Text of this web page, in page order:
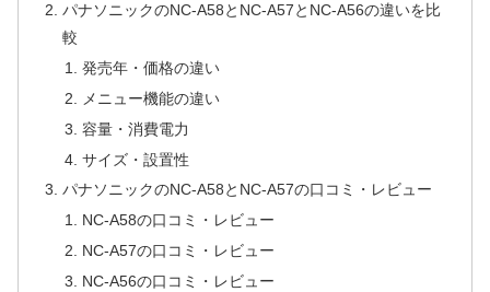
パナソニックのNC-A58とNC-A57とNC-A56の違いを比
較
発売年・価格の違い
メニュー機能の違い
容量・消費電力
サイズ・設置性
パナソニックのNC-A58とNC-A57の口コミ・レビュー
NC-A58の口コミ・レビュー
NC-A57の口コミ・レビュー
NC-A56の口コミ・レビュー